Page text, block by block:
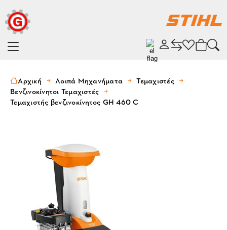
Αρχική Λοιπά Μηχανήματα
Τεμαχιστές
Βενζινοκίνητοι Τεμαχιστές
Τεμαχιστής βενζινοκίνητος GH 460 C